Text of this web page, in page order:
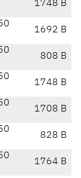
1748 B
1692 B
808 B
1748 B
1708 B
828 B
1764 B